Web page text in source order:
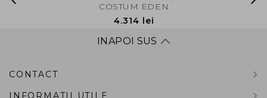
COSTUM EDEN
4.314 lei
INAPOI SUS
CONTACT
INFORMATII UTILE